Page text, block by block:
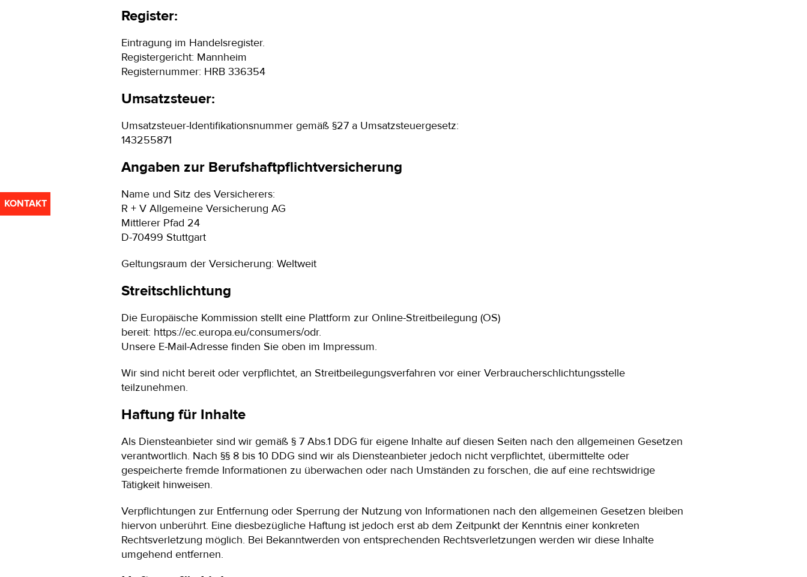
Register:
Eintragung im Handelsregister.
Registergericht: Mannheim
Registernummer: HRB 336354
Umsatzsteuer:
Umsatzsteuer-Identifikationsnummer gemäß §27 a Umsatzsteuergesetz:
143255871
Angaben zur Berufshaftpflichtversicherung
Name und Sitz des Versicherers:
R + V Allgemeine Versicherung AG
Mittlerer Pfad 24
D-70499 Stuttgart
Geltungsraum der Versicherung: Weltweit
Streitschlichtung
Die Europäische Kommission stellt eine Plattform zur Online-Streitbeilegung (OS)
bereit: https://ec.europa.eu/consumers/odr.
Unsere E-Mail-Adresse finden Sie oben im Impressum.
Wir sind nicht bereit oder verpflichtet, an Streitbeilegungsverfahren vor einer Verbraucherschlichtungsstelle
teilzunehmen.
Haftung für Inhalte
Als Diensteanbieter sind wir gemäß § 7 Abs.1 DDG für eigene Inhalte auf diesen Seiten nach den allgemeinen Gesetzen
verantwortlich. Nach §§ 8 bis 10 DDG sind wir als Diensteanbieter jedoch nicht verpflichtet, übermittelte oder
gespeicherte fremde Informationen zu überwachen oder nach Umständen zu forschen, die auf eine rechtswidrige
Tätigkeit hinweisen.
Verpflichtungen zur Entfernung oder Sperrung der Nutzung von Informationen nach den allgemeinen Gesetzen bleiben
hiervon unberührt. Eine diesbezügliche Haftung ist jedoch erst ab dem Zeitpunkt der Kenntnis einer konkreten
Rechtsverletzung möglich. Bei Bekanntwerden von entsprechenden Rechtsverletzungen werden wir diese Inhalte
umgehend entfernen.
KONTAKT